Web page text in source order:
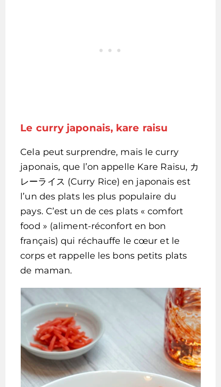
Le curry japonais, kare raisu
Cela peut surprendre, mais le curry
japonais, que l’on appelle Kare Raisu, カ
レーライス (Curry Rice) en japonais est
l’un des plats les plus populaire du
pays. C’est un de ces plats « comfort
food » (aliment-réconfort en bon
français) qui réchauffe le cœur et le
corps et rappelle les bons petits plats
de maman.